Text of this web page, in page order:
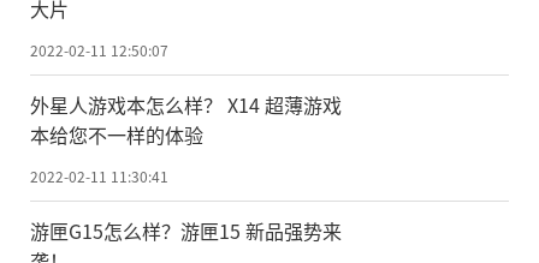
大片
2022-02-11 12:50:07
外星人游戏本怎么样？ X14 超薄游戏
本给您不一样的体验
2022-02-11 11:30:41
游匣G15怎么样？游匣15 新品强势来